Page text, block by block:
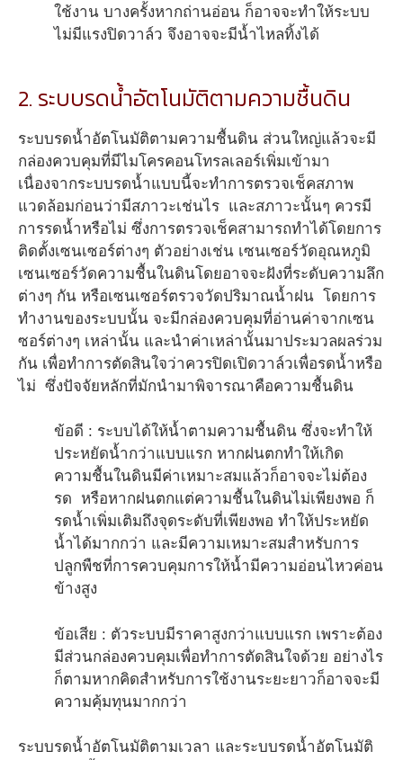
ใช้งาน บางครั้งหากถ่านอ่อน ก็อาจจะทำให้ระบบ
ไม่มีแรงปิดวาล์ว จึงอาจจะมีน้ำไหลทิ้งได้
2. ระบบรดน้ำอัตโนมัติตามความชื้นดิน
ระบบรดน้ำอัตโนมัติตามความชื้นดิน ส่วนใหญ่แล้วจะมี
กล่องควบคุมที่มีไมโครคอนโทรลเลอร์เพิ่มเข้ามา
เนื่องจากระบบรดน้ำแบบนี้จะทำการตรวจเช็คสภาพ
แวดล้อมก่อนว่ามีสภาวะเช่นไร และสภาวะนั้นๆ ควรมี
การรดน้ำหรือไม่ ซึ่งการตรวจเช็คสามารถทำได้โดยการ
ติดตั้งเซนเซอร์ต่างๆ ตัวอย่างเช่น เซนเซอร์วัดอุณหภูมิ
เซนเซอร์วัดความชื้นในดินโดยอาจจะฝังที่ระดับความลึก
ต่างๆ กัน หรือเซนเซอร์ตรวจวัดปริมาณน้ำฝน โดยการ
ทำงานของระบบนั้น จะมีกล่องควบคุมที่อ่านค่าจากเซน
ซอร์ต่างๆ เหล่านั้น และนำค่าเหล่านั้นมาประมวลผลร่วม
กัน เพื่อทำการตัดสินใจว่าควรปิดเปิดวาล์วเพื่อรดน้ำหรือ
ไม่ ซึ่งปัจจัยหลักที่มักนำมาพิจารณาคือความชื้นดิน
ข้อดี : ระบบได้ให้น้ำตามความชื้นดิน ซึ่งจะทำให้
ประหยัดน้ำกว่าแบบแรก หากฝนตกทำให้เกิด
ความชื้นในดินมีค่าเหมาะสมแล้วก็อาจจะไม่ต้อง
รด หรือหากฝนตกแต่ความชื้นในดินไม่เพียงพอ ก็
รดน้ำเพิ่มเติมถึงจุดระดับที่เพียงพอ ทำให้ประหยัด
น้ำได้มากกว่า และมีความเหมาะสมสำหรับการ
ปลูกพืชที่การควบคุมการให้น้ำมีความอ่อนไหวค่อน
ข้างสูง
ข้อเสีย : ตัวระบบมีราคาสูงกว่าแบบแรก เพราะต้อง
มีส่วนกล่องควบคุมเพื่อทำการตัดสินใจด้วย อย่างไร
ก็ตามหากคิดสำหรับการใช้งานระยะยาวก็อาจจะมี
ความคุ้มทุนมากกว่า
ระบบรดน้ำอัตโนมัติตามเวลา และระบบรดน้ำอัตโนมัติ